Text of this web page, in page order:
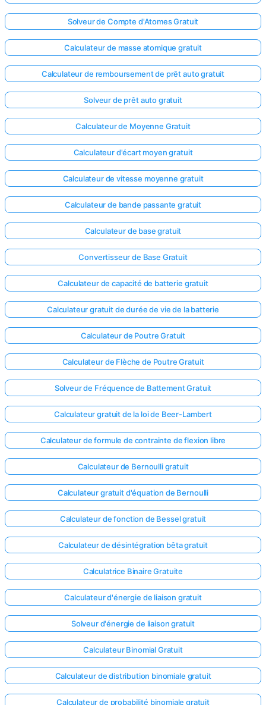
le
Posez
votre
Solveur de Compte d'Atomes Gratuit
Calculateur de masse atomique gratuit
Calculateur de remboursement de prêt auto gratuit
Solveur de prêt auto gratuit
Calculateur de Moyenne Gratuit
Calculateur d'écart moyen gratuit
Calculateur de vitesse moyenne gratuit
Calculateur de bande passante gratuit
Calculateur de base gratuit
Convertisseur de Base Gratuit
Calculateur de capacité de batterie gratuit
Calculateur gratuit de durée de vie de la batterie
Calculateur de Poutre Gratuit
Calculateur de Flèche de Poutre Gratuit
Solveur de Fréquence de Battement Gratuit
Calculateur gratuit de la loi de Beer-Lambert
Calculateur de formule de contrainte de flexion libre
Calculateur de Bernoulli gratuit
Calculateur gratuit d'équation de Bernoulli
Calculateur de fonction de Bessel gratuit
Calculateur de désintégration bêta gratuit
Calculatrice Binaire Gratuite
Calculateur d'énergie de liaison gratuit
Solveur d'énergie de liaison gratuit
Calculateur Binomial Gratuit
Calculateur de distribution binomiale gratuit
Calculateur de probabilité binomiale gratuit